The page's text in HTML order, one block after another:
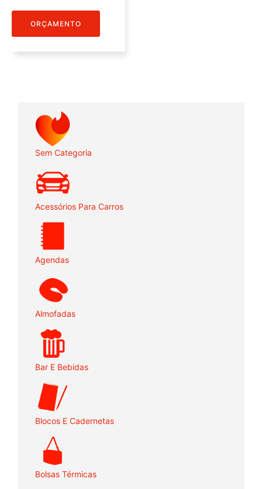
Sem Categoria
Acessórios Para Carros
Agendas
Almofadas
Bar E Bebidas
Blocos E Cadernetas
Bolsas Térmicas
ORÇAMENTO